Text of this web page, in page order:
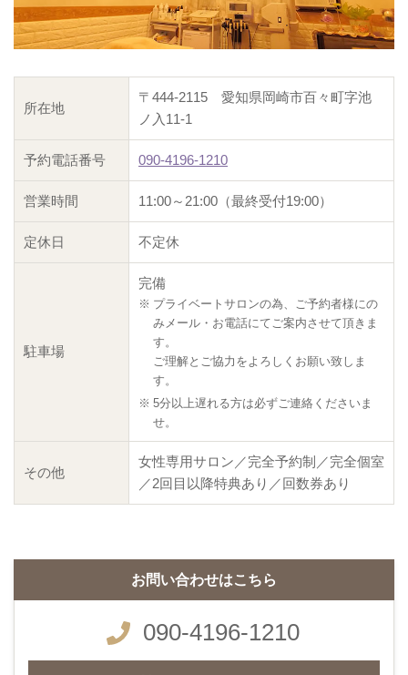
所在地
〒444-2115 愛知県岡崎市百々町字池
ノ入11‐1
予約電話番号 090-4196-1210
営業時間 11:00～21:00（最終受付19:00）
定休日 不定休
駐車場
完備
プライベートサロンの為、ご予約者様にの
みメール・お電話にてご案内させて頂きま
す。
ご理解とご協力をよろしくお願い致しま
す。
5分以上遅れる方は必ずご連絡くださいま
せ。
その他
女性専用サロン／完全予約制／完全個室
／2回目以降特典あり／回数券あり
お問い合わせはこちら
090-4196-1210